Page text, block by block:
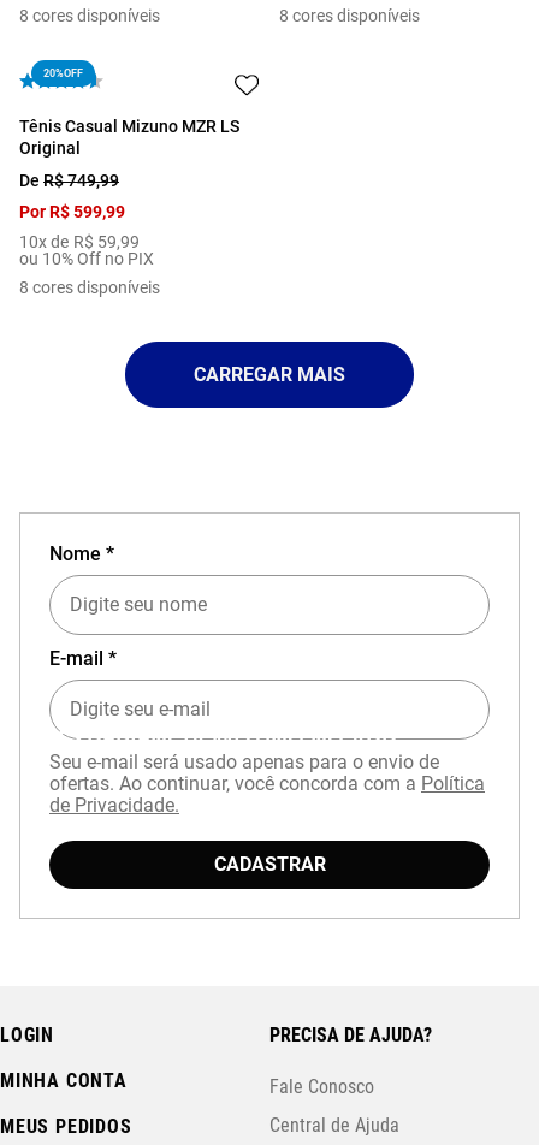
8 cores disponíveis
8 cores disponíveis
20%OFF
Tênis Casual Mizuno MZR LS
Original
De R$749,99
PorR$599,99
10x de R$ 59,99
ou 10% Off no PIX
8 cores disponíveis
EXPERIÊNCIA MIZUNO NO APP
Nome *
E-mail *
Seu e-mail será usado apenas para o envio de
ofertas. Ao continuar, você concorda com a Política
de Privacidade.
CADASTRAR
LOGIN
MINHA CONTA
MEUS PEDIDOS
PRECISA DE AJUDA?
Fale Conosco
Central de Ajuda